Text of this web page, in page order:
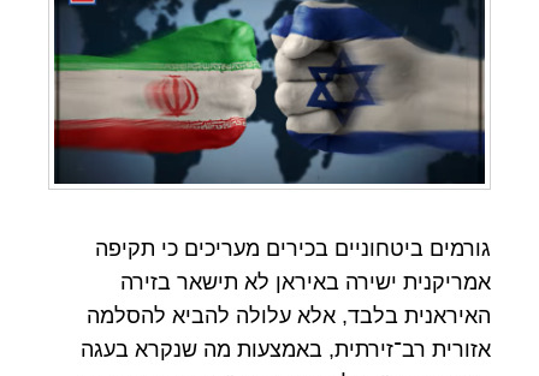
גורמים ביטחוניים בכירים מעריכים כי תקיפה
אמריקנית ישירה באיראן לא תישאר בזירה
האיראנית בלבד, אלא עלולה להביא להסלמה
אזורית רב־זירתית, באמצעות מה שנקרא בעגה